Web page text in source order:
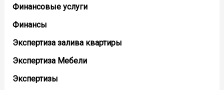
Финансовые услуги
Финансы
Экспертиза залива квартиры
Экспертиза Мебели
Экспертизы